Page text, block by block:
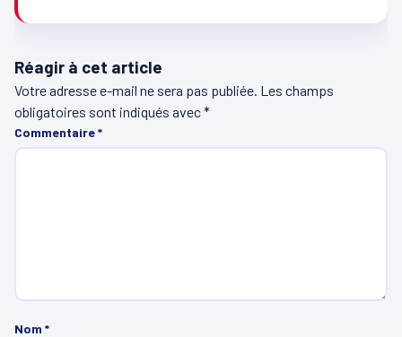
Réagir à cet article
Votre adresse e-mail ne sera pas publiée. Les champs
obligatoires sont indiqués avec*
Commentaire*
Nom *